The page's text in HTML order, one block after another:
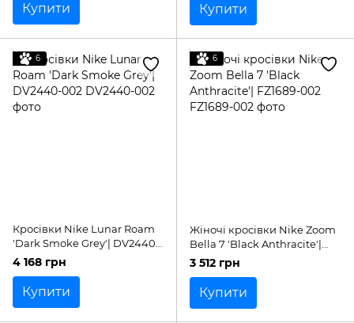
Купити Купити
6
Кросівки Nike Lunar Roam
'Dark Smoke Grey'| DV2440-
002
4 168 грн
Купити
6
Жіночі кросівки Nike Zoom
Bella 7 'Black Anthracite'|
FZ1689-002
3 512 грн
Купити